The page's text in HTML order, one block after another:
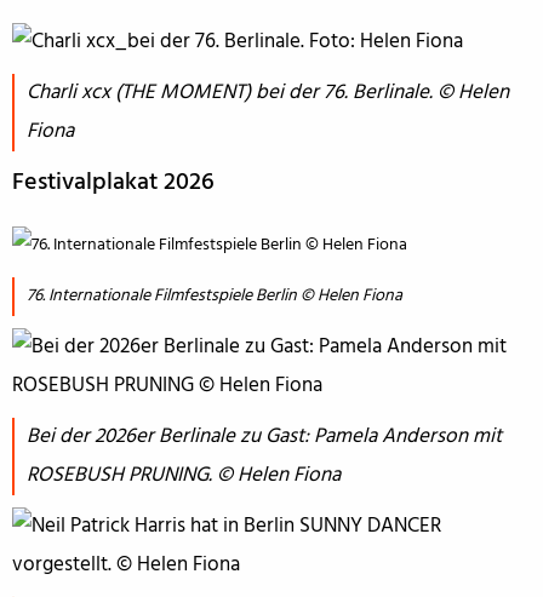
Charli xcx (THE MOMENT) bei der 76. Berlinale. © Helen
Fiona
Festivalplakat 2026
76. Internationale Filmfestspiele Berlin © Helen Fiona
Bei der 2026er Berlinale zu Gast: Pamela Anderson mit
ROSEBUSH PRUNING. © Helen Fiona